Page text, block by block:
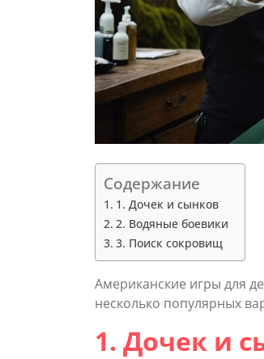
Содержание
1. Дочек и сынков
2. Водяные боевики
3. Поиск сокровищ
Американские игры для
несколько популярных
1. Дочек и